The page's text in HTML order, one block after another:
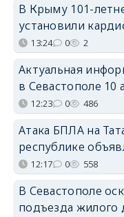
В Крыму 101-
установили
13:24 0 2
Актуальная
в Севастополе 10
12:23 0 486
Атака БПЛА на
республике
12:17 0 558
В Севастополе
подъезда жилого